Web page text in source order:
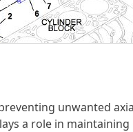
unwanted
a role in maintaining